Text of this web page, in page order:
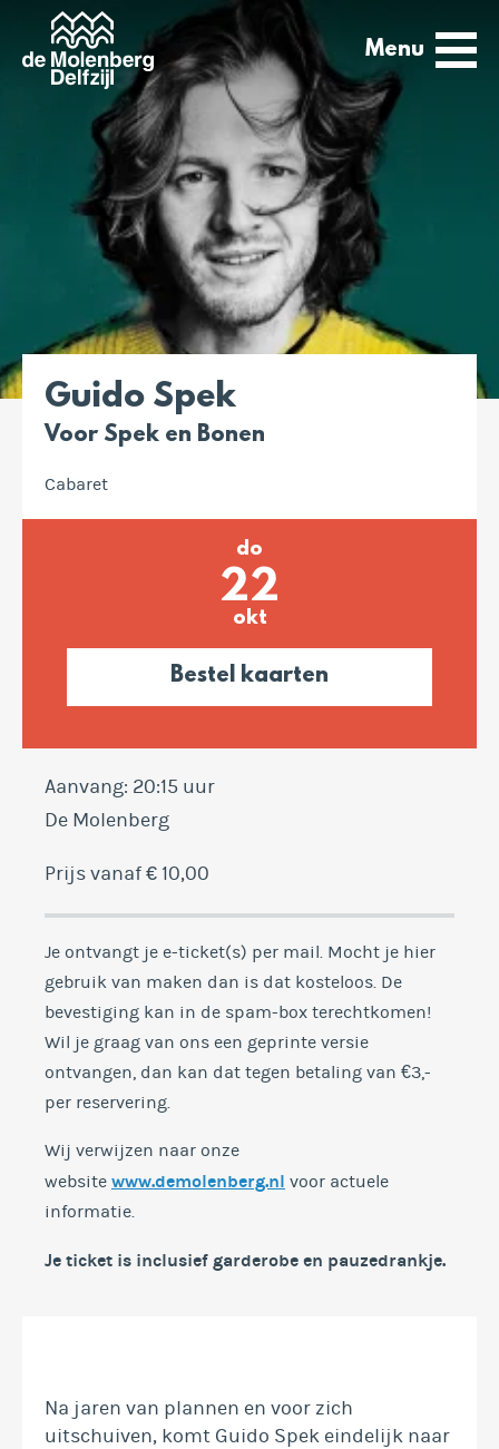
Menu
Guido Spek
Voor Spek en Bonen
Cabaret
Na jaren van plannen en voor zich
uitschuiven, komt Guido Spek eindelijk naar
do
22
okt
Bestel kaarten
Aanvang: 20:15 uur
De Molenberg
Prijs vanaf € 10,00
Je ontvangt je e-ticket(s) per mail. Mocht je hier
gebruik van maken dan is dat kosteloos. De
bevestiging kan in de spam-box terechtkomen!
Wil je graag van ons een geprinte versie
ontvangen, dan kan dat tegen betaling van €3,-
per reservering.
Wij verwijzen naar onze
website www.demolenberg.nl voor actuele
informatie.
Je ticket is inclusief garderobe en pauzedrankje.